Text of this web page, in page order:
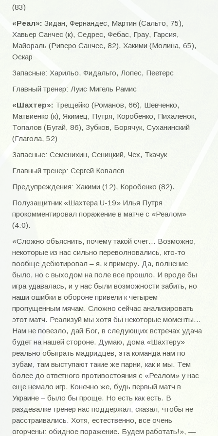
Суперкубок
Кубок Открытия сезона
Кубок закрытия сезона
Кубок Соловьева
Товарищеские матчи.
Заводские турниры
Область 70-е года
Область 80-е года
Область 90-е года
Кубок области
Область 2018
Область 2019
УКРАИНА
Республиканские турниры
Бердянская весна
Чемпионат Украины 1992-1996 года
Всесоюзные турниры
ВЕТЕРАНЫ
(83)
«Реал»: Зидан, Фернандес, Мартин (Сальто, 75),
Хавьер Санчес (к), Седрес, Фебас, Грау, Гарсия,
Майораль (Риверо Санчес, 82), Хакими (Молина, 65),
Оскар
Запасные: Харильо, Фидальго, Лопес, Пеетерс
Главный тренер: Луис Мигель Рамис
«Шахтер»: Трещейко (Романов, 66), Шевченко,
Матвиенко (к), Якимец, Путря, Коробенко, Пихаленок,
Топалов (Бугай, 86), Зубков, Борячук, Суханинский
(Глагола, 52)
Запасные: Семенихин, Сеницкий, Чех, Ткачук
Главный тренер: Сергей Ковалев
Предупреждения: Хакими (12), Коробенко (82).
Полузащитник «Шахтера U-19» Илья Путря
прокомментировал поражение в матче с «Реалом»
(4:0).
«Сложно объяснить, почему такой счет… Возможно,
некоторые из нас сильно переволновались, кто-то
вообще дебютировал – я, к примеру. Да, волнение
было, но с выходом на поле все прошло. И вроде бы
игра удавалась, и у нас были возможности забить, но
наши ошибки в обороне привели к четырем
пропущенным мячам. Сложно сейчас анализировать
этот матч. Реализуй мы хотя бы некоторые моменты…
Нам не повезло, дай Бог, в следующих встречах удача
будет на нашей стороне. Думаю, дома «Шахтеру»
реально обыграть мадридцев, эта команда нам по
зубам, там выступают такие же парни, как и мы. Тем
более до ответного противостояния с «Реалом» у нас
еще немало игр. Конечно же, будь первый матч в
Украине – было бы проще. Но есть как есть. В
раздевалке тренер нас поддержал, сказал, чтобы не
расстраивались. Хотя, естественно, все очень
огорчены: обидное поражение. Будем работать!», —